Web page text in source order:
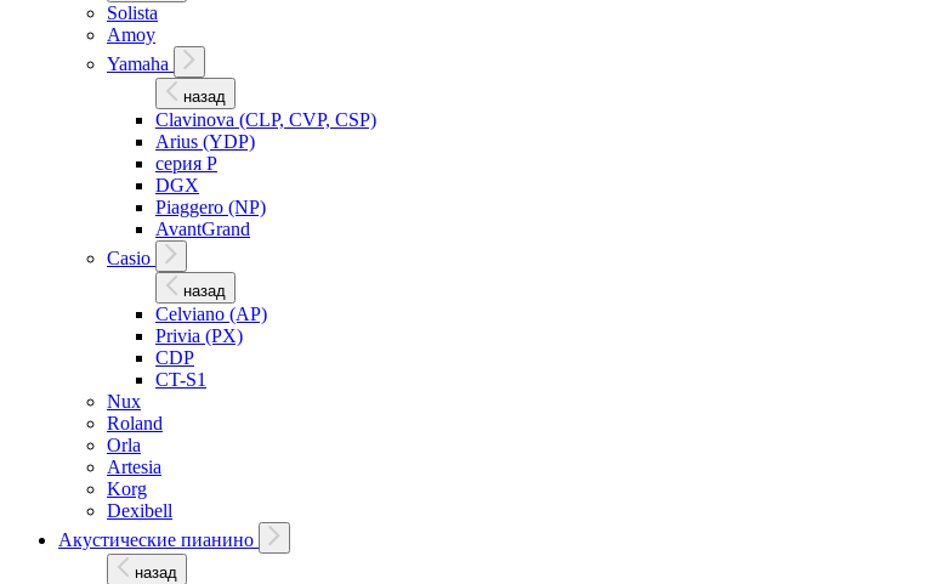
Solista
Amoy
Yamaha
назад
Clavinova (CLP, CVP, CSP)
Arius (YDP)
серия P
DGX
Piaggero (NP)
AvantGrand
Casio
назад
Celviano (AP)
Privia (PX)
CDP
CT-S1
Nux
Roland
Orla
Artesia
Korg
Dexibell
Акустические пианино
назад